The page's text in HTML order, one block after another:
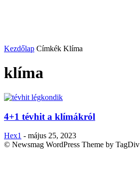
Kezdőlap Címkék Klíma
klíma
4+1 tévhit a klímákról
Hex1 - május 25, 2023
© Newsmag WordPress Theme by TagDiv